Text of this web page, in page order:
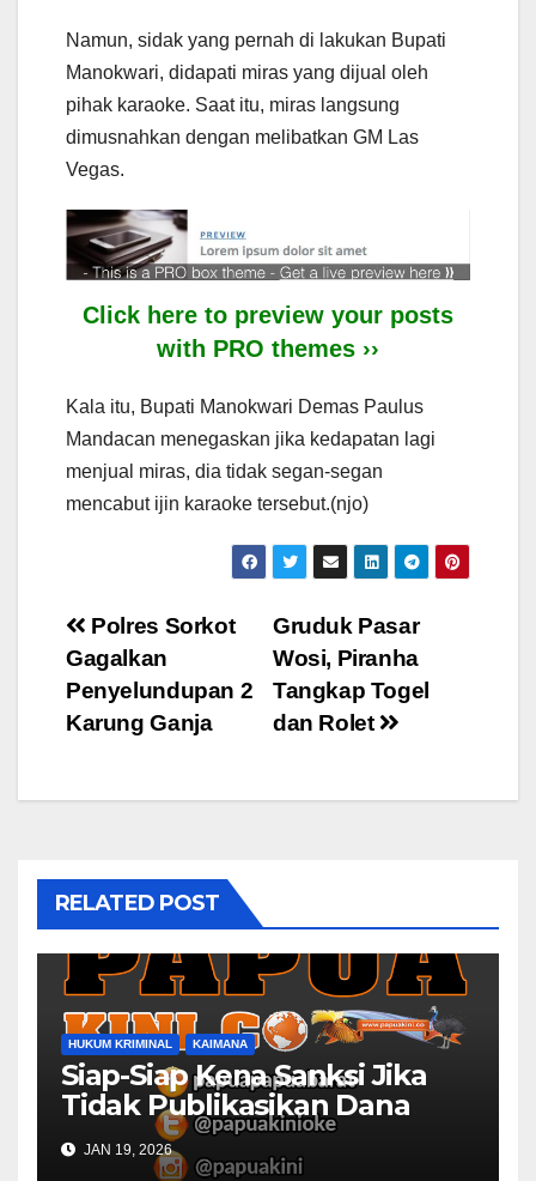
Namun, sidak yang pernah di lakukan Bupati
Manokwari, didapati miras yang dijual oleh
pihak karaoke. Saat itu, miras langsung
dimusnahkan dengan melibatkan GM Las
Vegas.
Click here to preview your posts
with PRO themes ››
Kala itu, Bupati Manokwari Demas Paulus
Mandacan menegaskan jika kedapatan lagi
menjual miras, dia tidak segan-segan
mencabut ijin karaoke tersebut.(njo)
Post
navigation
Gruduk Pasar
Wosi, Piranha
Tangkap Togel
dan Rolet
Polres Sorkot
Gagalkan
Penyelundupan 2
Karung Ganja
RELATED POST
HUKUM KRIMINAL KAIMANA
Siap-Siap Kena Sanksi Jika
Tidak Publikasikan Dana
Desa
JAN 19, 2026